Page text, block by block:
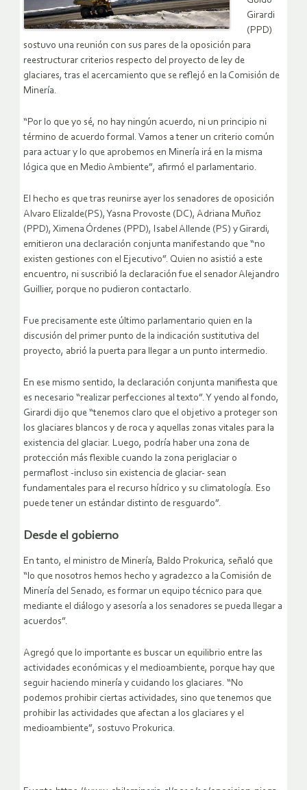
Girardi
(PPD)
sostuvo una reunión con sus pares de la oposición para
reestructurar criterios respecto del proyecto de ley de
glaciares, tras el acercamiento que se reflejó en la Comisión de
Minería.
“Por lo que yo sé, no hay ningún acuerdo, ni un principio ni
término de acuerdo formal. Vamos a tener un criterio común
para actuar y lo que aprobemos en Minería irá en la misma
lógica que en Medio Ambiente”, afirmó el parlamentario.
El hecho es que tras reunirse ayer los senadores de oposición
Alvaro Elizalde(PS), Yasna Provoste (DC), Adriana Muñoz
(PPD), Ximena Órdenes (PPD), Isabel Allende (PS) y Girardi,
emitieron una declaración conjunta manifestando que “no
existen gestiones con el Ejecutivo”. Quien no asistió a este
encuentro, ni suscribió la declaración fue el senador Alejandro
Guillier, porque no pudieron contactarlo.
Fue precisamente este último parlamentario quien en la
discusión del primer punto de la indicación sustitutiva del
proyecto, abrió la puerta para llegar a un punto intermedio.
En ese mismo sentido, la declaración conjunta manifiesta que
es necesario “realizar perfecciones al texto”. Y yendo al fondo,
Girardi dijo que “tenemos claro que el objetivo a proteger son
los glaciares blancos y de roca y aquellas zonas vitales para la
existencia del glaciar. Luego, podría haber una zona de
protección más flexible cuando la zona periglaciar o
permaflost -incluso sin existencia de glaciar- sean
fundamentales para el recurso hídrico y su climatología. Eso
puede tener un estándar distinto de resguardo”.
Desde el gobierno
En tanto, el ministro de Minería, Baldo Prokurica, señaló que
“lo que nosotros hemos hecho y agradezco a la Comisión de
Minería del Senado, es formar un equipo técnico para que
mediante el diálogo y asesoría a los senadores se pueda llegar a
acuerdos”.
Agregó que lo importante es buscar un equilibrio entre las
actividades económicas y el medioambiente, porque hay que
seguir haciendo minería y cuidando los glaciares. “No
podemos prohibir ciertas actividades, sino que tenemos que
prohibir las actividades que afectan a los glaciares y el
medioambiente”, sostuvo Prokurica.